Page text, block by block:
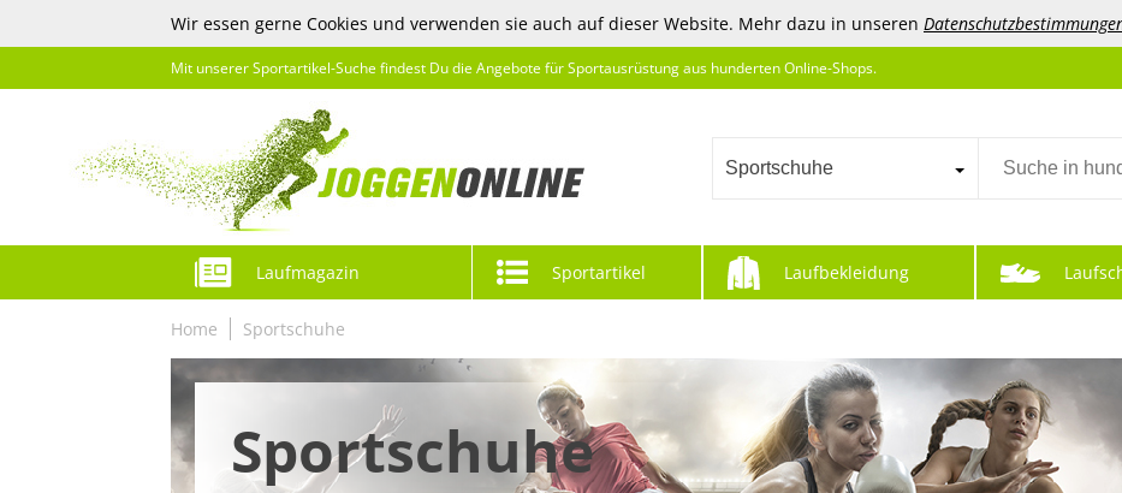
Wir essen gerne Cookies und verwenden sie auch auf dieser Website. Mehr dazu in unseren
Mit unserer Sportartikel-Suche findest Du die Angebote für Sportausrüstung aus hunderten Online-Shops.
Sportschuhe
Laufmagazin Sportartikel Laufbekleidung
Home Sportschuhe
Sportschuhe